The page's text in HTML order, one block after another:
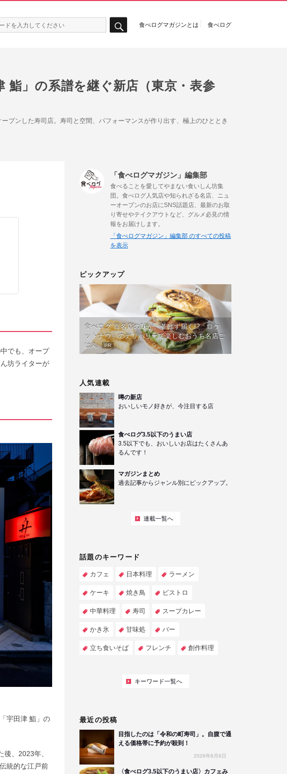
食べログマガジンとは 食べログ
鮨」の系譜を継ぐ新店（東京・表参
プンした寿司店。寿司と空間、パフォーマンスが作り出す、極上のひととき
でも、オープ
坊ライターが
宇田津 鮨」の
、2023年、
統的な江戸前
「食べログマガジン」編集部
食べることを愛してやまない食いしん坊集
団。食べログ人気店や知られざる名店、ニュ
ーオープンのお店にSNS話題店、最新のお取
り寄せやテイクアウトなど、グルメ必見の情
報をお届けします。
「食べログマガジン」編集部 のすべての投稿
を表示
ピックアップ
食べログ 百名店の味が、並ばず届く!?「ロケ
ットナウ」のデリバリーで楽しむおうち名店ご
はん
PR
人気連載
噂の新店
おいしいモノ好きが、今注目する店
食べログ3.5以下のうまい店
3.5以下でも、おいしいお店はたくさんあ
るんです！
マガジンまとめ
過去記事からジャンル別にピックアップ。
連載一覧へ
話題のキーワード
カフェ 日本料理 ラーメン
ケーキ 焼き鳥 ビストロ
中華料理 寿司 スープカレー
かき氷 甘味処 バー
立ち食いそば フレンチ 創作料理
キーワード一覧へ
最近の投稿
目指したのは「令和の町寿司」。自腹で通
える価格帯に予約が殺到！
2026年8月6日
〈食べログ3.5以下のうまい店〉カフェみ